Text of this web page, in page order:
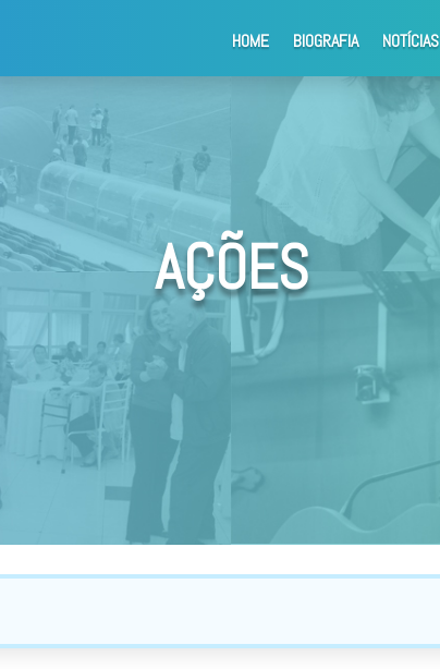
HOME BIOGRAFIA NOTÍCIAS
AÇÕES